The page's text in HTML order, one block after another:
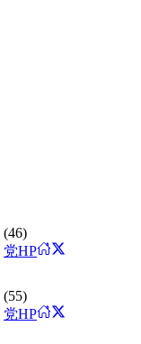
(46)
党HP
(55)
党HP